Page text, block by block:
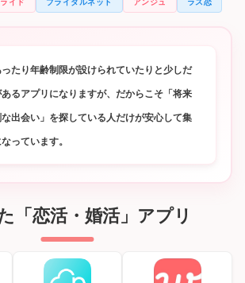
たり年齢制限が設けられていたりと少しだ
るアプリになりますが、だからこそ「将来
出会い」を探している人だけが安心して集
っています。
「恋活・婚活」アプリ